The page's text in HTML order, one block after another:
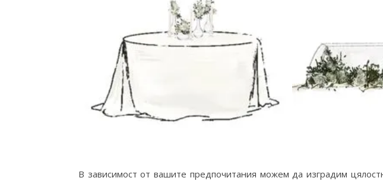
В зависимост от вашите предпочитания можем да изградим